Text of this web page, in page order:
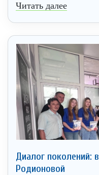
Читать далее
Диалог поколений:
Родионовой